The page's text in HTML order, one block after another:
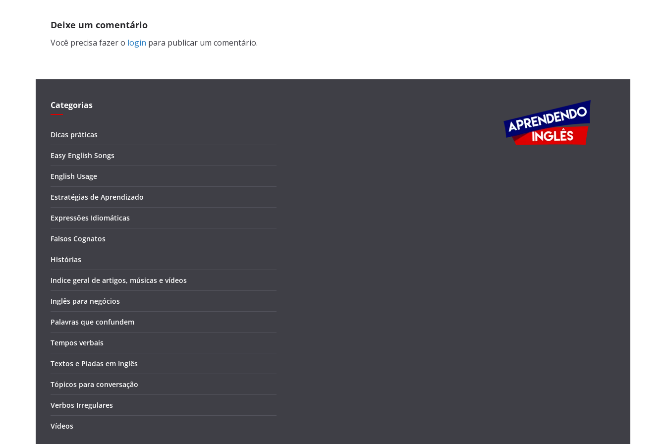
Deixe um comentário
Você precisa fazer o login para publicar um comentário.
Categorias
Dicas práticas
Easy English Songs
English Usage
Estratégias de Aprendizado
Expressões Idiomáticas
Falsos Cognatos
Histórias
Indice geral de artigos, músicas e vídeos
Inglês para negócios
Palavras que confundem
Tempos verbais
Textos e Piadas em Inglês
Tópicos para conversação
Verbos Irregulares
Vídeos